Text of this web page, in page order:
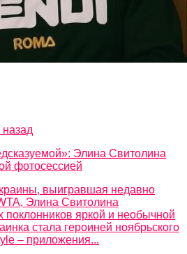
Элина Свитолина
фотосессией
выигравшая недавно
Элина Свитолина
поклонников яркой и необычной
стала героиней ноябрьского
– приложения...